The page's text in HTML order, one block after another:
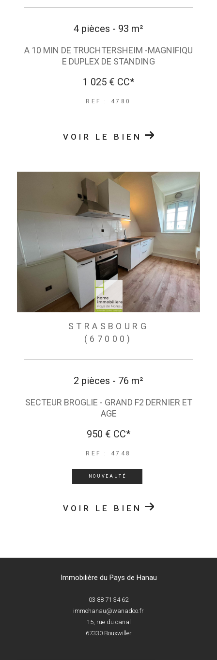
4 pièces - 93 m²
A 10 MIN DE TRUCHTERSHEIM -MAGNIFIQU
E DUPLEX DE STANDING
1 025 € CC*
REF : 4780
VOIR LE BIEN
STRASBOURG
(67000)
2 pièces - 76 m²
SECTEUR BROGLIE - GRAND F2 DERNIER ET
AGE
950 € CC*
REF : 4748
NOUVEAUTÉ
VOIR LE BIEN
Immobilière du Pays de Hanau
03 88 71 34 62
immohanau@wanadoo.fr
15, rue du canal
67330
Bouxwiller